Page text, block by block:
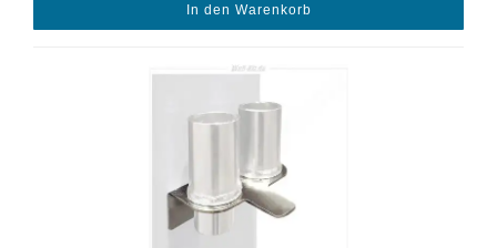
In den Warenkorb